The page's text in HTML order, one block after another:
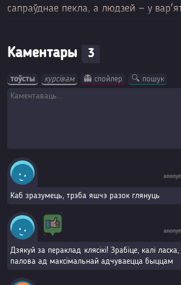
сапраўднае пекла, а людзей — у
Каментары 3
тоўсты курсівам 👻 спойлер 🔍 пошук
Каб зразумець, трэба яшчэ разок глянуць
Дзякуй за пераклад клясікі! Зрабіце, калі
палова ад максімальнай адчуваецца быццам